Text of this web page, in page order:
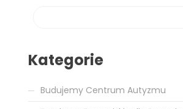
Kategorie
Budujemy Centrum Autyzmu